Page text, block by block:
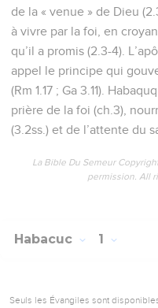
de la « venue » de Dieu
à vivre par la foi, en
qu’il a promis (2.3-4).
appel le principe qui
(Rm 1.17 ; Ga 3.11).
prière de la foi (ch.3),
(3.2ss.) et de l’attente du
La Bible Du Semeur
permission. All
Habacuc 1
Seuls les Évangiles sont